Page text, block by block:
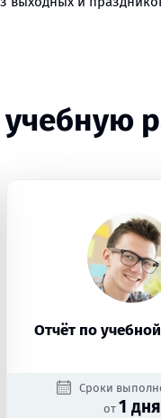
Отчёт по
Сроки
от 1 дня